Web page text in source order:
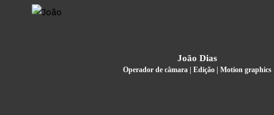
João Dias
Operador de câmara | Edição | Motion graphics